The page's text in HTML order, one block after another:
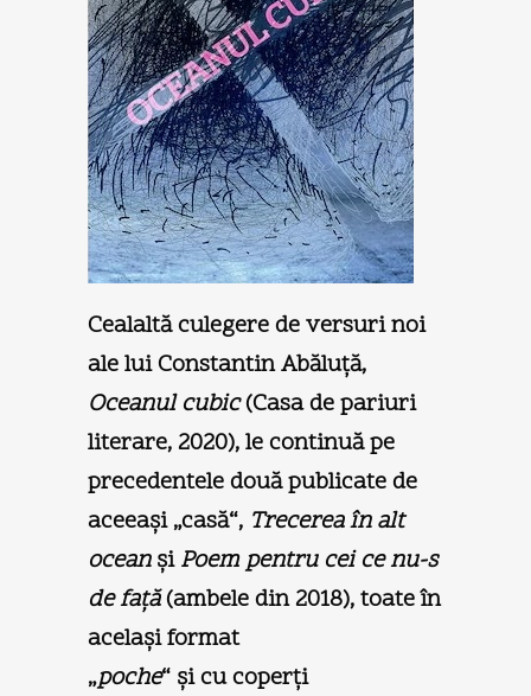
Cealaltă culegere de versuri noi
ale lui Constantin Abăluţă,
Oceanul cubic(Casa de pariuri
literare, 2020), le continuă pe
precedentele două publicate de
aceeaşi „casă“, Trecerea în alt
oceanşiPoem pentru cei ce nu-s
de faţă(ambele din 2018), toate în
acelaşi format
„poche“ şi cu coperţi